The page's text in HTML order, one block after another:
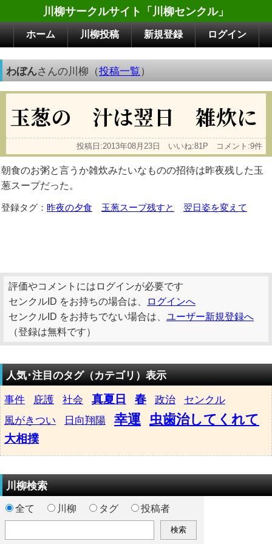
川柳サークルサイト「川柳センクル」
ホーム 川柳投稿 新規登録 ログイン
わぼんさんの川柳（投稿一覧）
玉葱の 汁は翌日 雑炊に
投稿日:2013年08月23日 いいね:81P コメント:9件
朝食のお粥と言うか雑炊みたいなものの招待は昨夜残した玉
葱スープだった。
登録タグ： 昨夜の夕食 玉葱スープ残すと 翌日姿を変えて
評価やコメントにはログインが必要です
センクルID をお持ちの場合は、
ログインへ
センクルID をお持ちでない場合は、 ユーザー新規登録へ
（登録は無料です）
人気･注目のタグ（カテゴリ）表示
事件
庇護 社会 真夏日 春 政治
センクル
風がきつい
日向翔陽 幸運 虫歯治してくれて
大相撲
川柳検索
全て 川柳 タグ 投稿者